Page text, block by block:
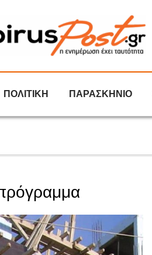
ΠΟΛΙΤΙΚΗ ΠΑΡΑΣΚΗΝΙΟ
πρόγραμμα